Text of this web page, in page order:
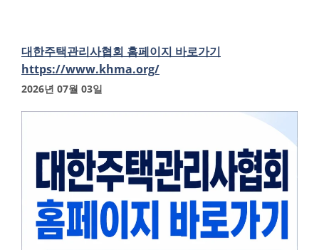
대한주택관리사협회 홈페이지 바로가기
https://www.khma.org/
2026년 07월 03일